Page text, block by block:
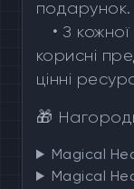
подарунок.
• З
корисні
цінні
🎁
Magical
Magical